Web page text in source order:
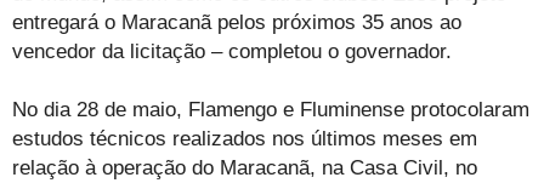
entregará o Maracanã pelos próximos 35 anos ao
vencedor da licitação – completou o governador.
No dia 28 de maio, Flamengo e Fluminense protocolaram
estudos técnicos realizados nos últimos meses em
relação à operação do Maracanã, na Casa Civil, no